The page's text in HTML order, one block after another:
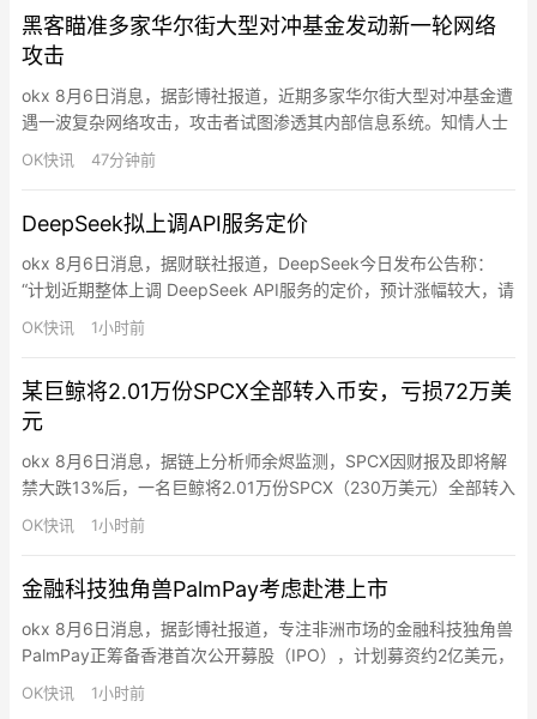
黑客瞄准多家华尔街大型对冲基金发动新一轮网络
攻击
okx 8月6日消息，据彭博社报道，近期多家华尔街大型对冲基金遭
遇一波复杂网络攻击，攻击者试图渗透其内部信息系统。知情人士
透露，Point72资产管理公司已于周三告知投资者其受到攻击，初
步迹象显示客户信息未被盗取，公司仍在进一步审查中。
及多家私募股权公司…
OK快讯 47分钟前
DeepSeek拟上调API服务定价
okx 8月6日消息，据财联社报道，DeepSeek今日发布公告称：
“计划近期整体上调 DeepSeek API服务的定价，预计涨幅较大，请
合理安排您的使用。具体方案以正式通知为准。”
OK快讯 1小时前
某巨鲸将2.01万份SPCX全部转入币安，亏损72万美
元
okx 8月6日消息，据链上分析师余烬监测，SPCX因财报及即将解
禁大跌13%后，一名巨鲸将2.01万份SPCX（230万美元）全部转入
Binance割肉，亏损72万美元（-24%）。该巨鲸在7月初以150美
元价格从Binance提出这些SPCX。
OK快讯 1小时前
金融科技独角兽PalmPay考虑赴港上市
okx 8月6日消息，据彭博社报道，专注非洲市场的金融科技独角兽
PalmPay正筹备香港首次公开募股（IPO），计划募资约2亿美元，
投后估值超10亿美元，正式跻身独角兽行列。这一布局使其与尼日
利亚同业巨头OPay形成上市竞速格局（OPay正推进美股IPO）。
OK快讯 1小时前